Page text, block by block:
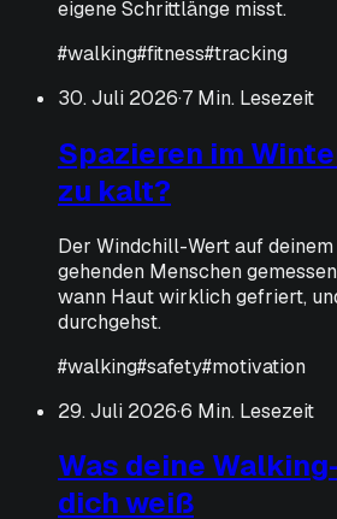
eigene Schrittlänge misst.
#walking#fitness#tracking
30. Juli 2026·7 Min. Lesezeit
Spazieren im
zu kalt?
Der Windchill-Wert auf
gehenden Menschen
wann Haut wirklich gefriert,
durchgehst.
#walking#safety#motivation
29. Juli 2026·6 Min. Lesezeit
Was deine
dich weiß